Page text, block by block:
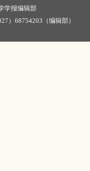
学报编辑部
）68754203（编辑部）